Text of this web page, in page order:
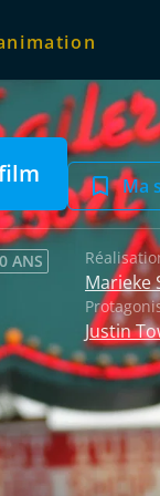
Ma
ANS
Marieke
Justin